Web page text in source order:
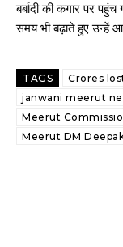
बर्बादी की कगार पर
समय भी बढ़ाते हुए उन्हें
TAGS
Crores
janwani meerut
Meerut
Meerut DM